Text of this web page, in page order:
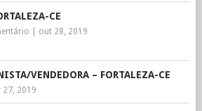
CE
out 28, 2019
VENDEDORA – FORTALEZA-CE
27, 2019